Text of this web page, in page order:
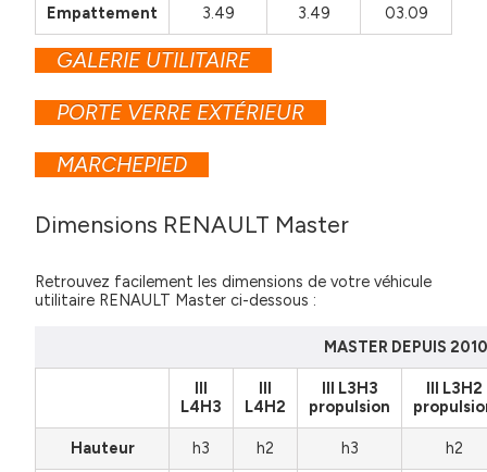
Empattement 3.49 3.49 03.09
GALERIE UTILITAIRE
PORTE VERRE EXTÉRIEUR
MARCHEPIED
Dimensions RENAULT Master
Retrouvez facilement les dimensions de votre véhicule
utilitaire RENAULT Master ci-dessous :
MASTER DEPUIS 2010
III
L4H3
III
L4H2
III L3H3
propulsion
III L3H2
Hauteur h3 h2 h3 h2